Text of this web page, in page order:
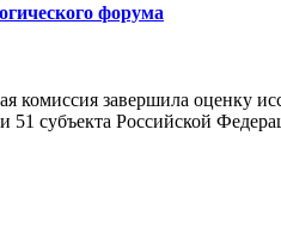
форума
комиссия завершила оценку
субъекта Российской